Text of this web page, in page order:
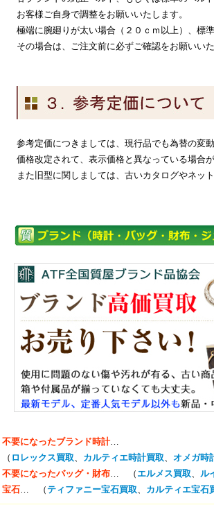
お客様ご自身で調整をお願いいたします。
極端に腕廻りが太い場合（２０ｃｍ以上）、標
その場合は、ご注文前に必ずご確認をお願いいた
参考定価につきましては、現行品でも為替の変動
価格改定されて、表示価格と異なっている場合が
また旧型に関しましては、古いカタログやネッ
不要になったブランド時計…
（ ロレックス買取、 カルティエ時計買取、 オメガ時
不要になったバッグ・財布… （ エルメス買取、 ル
宝石… （ティファニー宝石買取、 カルティエ宝石